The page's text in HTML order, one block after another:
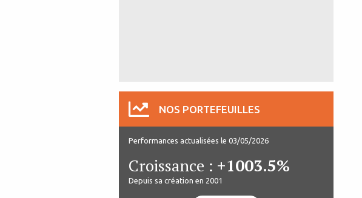
NOS PORTEFEUILLES
Performances actualisées le 03/05/2026
Croissance : +1003.5%
Depuis sa création en 2001